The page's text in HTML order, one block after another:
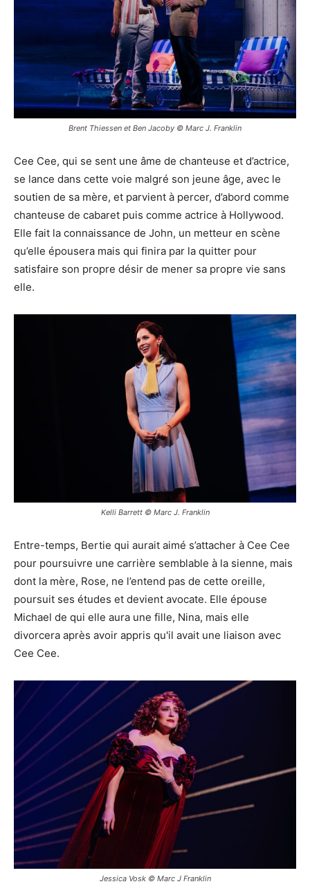
Brent Thiessen et Ben Jacoby © Marc J. Franklin
Cee Cee, qui se sent une âme de chanteuse et d’actrice,
se lance dans cette voie malgré son jeune âge, avec le
soutien de sa mère, et parvient à percer, d’abord comme
chanteuse de cabaret puis comme actrice à Hollywood.
Elle fait la connaissance de John, un metteur en scène
qu’elle épousera mais qui finira par la quitter pour
satisfaire son propre désir de mener sa propre vie sans
elle.
Kelli Barrett © Marc J. Franklin
Entre-temps, Bertie qui aurait aimé s’attacher à Cee Cee
pour poursuivre une carrière semblable à la sienne, mais
dont la mère, Rose, ne l’entend pas de cette oreille,
poursuit ses études et devient avocate. Elle épouse
Michael de qui elle aura une fille, Nina, mais elle
divorcera après avoir appris qu'il avait une liaison avec
Cee Cee.
Jessica Vosk © Marc J Franklin